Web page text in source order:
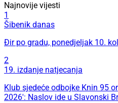
Najnovije vijesti
1
Šibenik danas
Đir po gradu, ponedjeljak 10.
2
19. izdanje natjecanja
Klub sjedeće odbojke Knin 95
2026': Naslov ide u Slavonski